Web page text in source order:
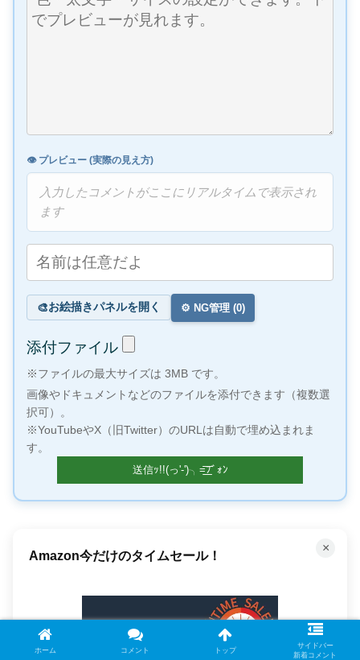
👁️ プレビュー (実際の見え方)
入力したコメントがここにリアルタイムで表示され
ます
🎨お絵描きパネルを開く ⚙️ NG管理 (0)
添付ファイル
※ファイルの最大サイズは 3MB です。
画像やドキュメントなどのファイルを添付できます（複数選
択可）。
※YouTubeやX（旧Twitter）のURLは自動で埋め込まれま
す。
×
100万冊以上の本が読み放題！
ホーム コメント トップ
サイドバー
新着コメント